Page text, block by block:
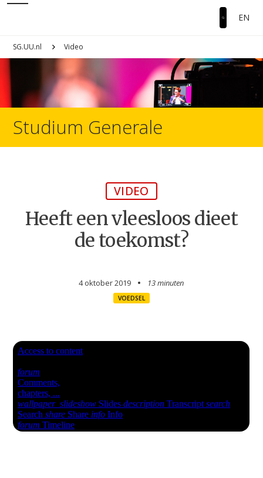
EN
SG.UU.nl Video
Studium Generale
VIDEO
Heeft een vleesloos dieet
de toekomst?
4 oktober 2019 13 minuten
VOEDSEL